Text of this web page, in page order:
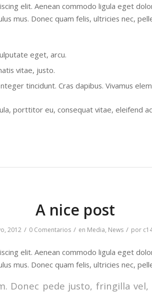
elit. Aenean commodo ligula eget
mus. Donec quam felis, ultricies nec,
eget, arcu.
vitae, justo.
tincidunt. Cras dapibus. Vivamus
porttitor eu, consequat vitae, eleifend
A nice post
2012 / 0 Comentarios / en Media, News / por
elit. Aenean commodo ligula eget
mus. Donec quam felis, ultricies nec,
Donec pede justo, fringilla